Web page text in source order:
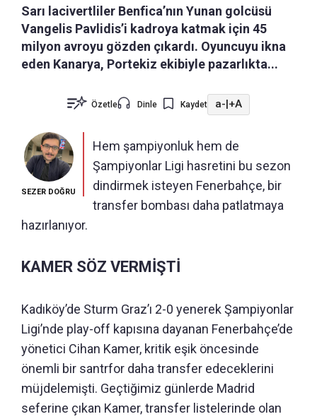
Sarı lacivertliler Benfica’nın Yunan golcüsü
Vangelis Pavlidis’i kadroya katmak için 45
milyon avroyu gözden çıkardı. Oyuncuyu ikna
eden Kanarya, Portekiz ekibiyle pazarlıkta...
Özetle Dinle Kaydet a-|+A
SEZER DOĞRU
Hem şampiyonluk hem de
Şampiyonlar Ligi hasretini bu sezon
dindirmek isteyen Fenerbahçe, bir
transfer bombası daha patlatmaya
hazırlanıyor.
KAMER SÖZ VERMİŞTİ
Kadıköy’de Sturm Graz’ı 2-0 yenerek Şampiyonlar
Ligi’nde play-off kapısına dayanan Fenerbahçe’de
yönetici Cihan Kamer, kritik eşik öncesinde
önemli bir santrfor daha transfer edeceklerini
müjdelemişti. Geçtiğimiz günlerde Madrid
seferine çıkan Kamer, transfer listelerinde olan